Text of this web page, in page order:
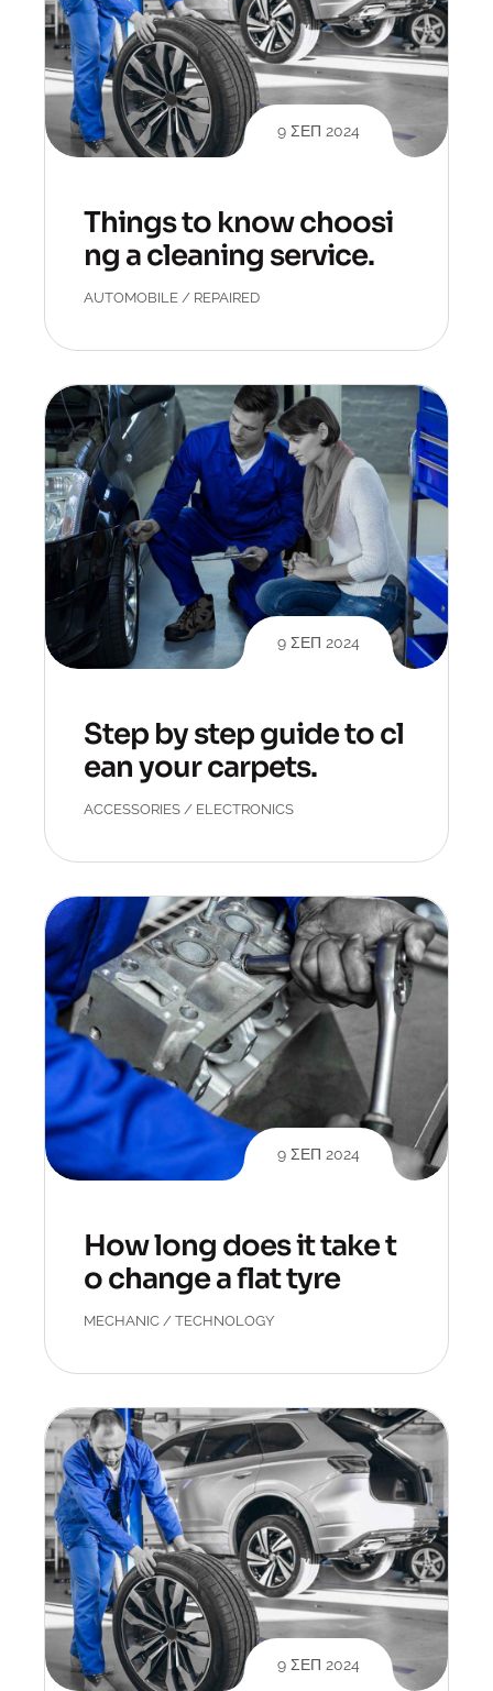
9 ΣΕΠ 2024
Things to know choosi
ng a cleaning service.
AUTOMOBILE / REPAIRED
9 ΣΕΠ 2024
Step by step guide to cl
ean your carpets.
ACCESSORIES / ELECTRONICS
9 ΣΕΠ 2024
How long does it take t
o change a flat tyre
MECHANIC / TECHNOLOGY
9 ΣΕΠ 2024